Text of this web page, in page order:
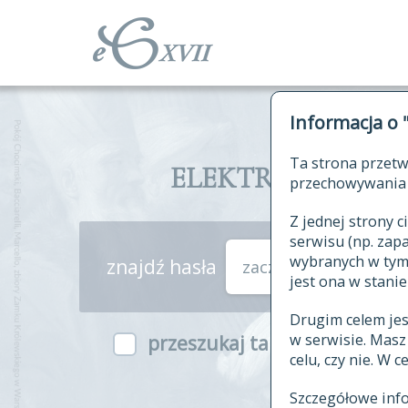
Informacja o
Ta strona
Z jednej strony
serwisu (np.
wybranych w
jest ona w
Drugim celem
w serwisie.
celu, czy nie. W
Szczegółowe
znajdź hasła zaczynające się od
przeszukaj także hasła w